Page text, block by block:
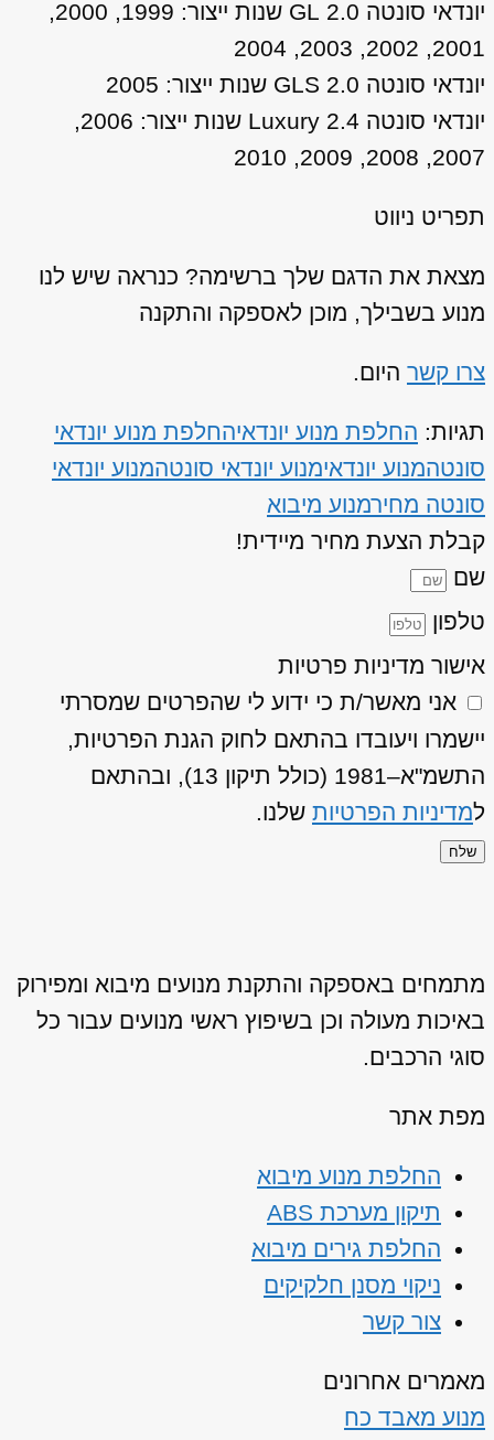
יונדאי סונטה 2.0 GL שנות ייצור: 1999, 2000,
2001, 2002, 2003, 2004
יונדאי סונטה 2.0 GLS שנות ייצור: 2005
יונדאי סונטה 2.4 Luxury שנות ייצור: 2006,
2007, 2008, 2009, 2010
תפריט ניווט
מצאת את הדגם שלך ברשימה? כנראה שיש לנו
מנוע בשבילך, מוכן לאספקה והתקנה
צרו קשר היום.
תגיות: החלפת מנוע יונדאיהחלפת מנוע יונדאי
סונטהמנוע יונדאימנוע יונדאי סונטהמנוע יונדאי
סונטה מחירמנוע מיבוא
קבלת הצעת מחיר מיידית!
שם
טלפון
אישור מדיניות פרטיות
אני מאשר/ת כי ידוע לי שהפרטים שמסרתי
יישמרו ויעובדו בהתאם לחוק הגנת הפרטיות,
התשמ"א–1981 (כולל תיקון 13), ובהתאם
למדיניות הפרטיות שלנו.
שלח
מתמחים באספקה והתקנת מנועים מיבוא ומפירוק
באיכות מעולה וכן בשיפוץ ראשי מנועים עבור כל
סוגי הרכבים.
מפת אתר
החלפת מנוע מיבוא
תיקון מערכת ABS
החלפת גירים מיבוא
ניקוי מסנן חלקיקים
צור קשר
מאמרים אחרונים
מנוע מאבד כח